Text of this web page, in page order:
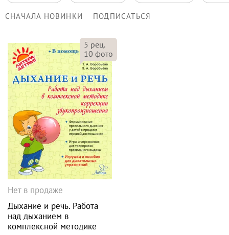
СНАЧАЛА НОВИНКИ ПОДПИСАТЬСЯ
5 рец.
10 фото
Нет в продаже
Дыхание и речь. Работа
над дыханием в
комплексной методике